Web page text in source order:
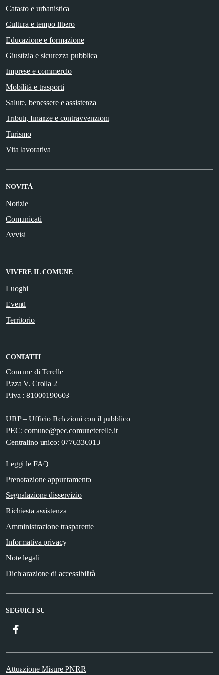
Catasto e urbanistica
Cultura e tempo libero
Educazione e formazione
Giustizia e sicurezza pubblica
Imprese e commercio
Mobilità e trasporti
Salute, benessere e assistenza
Tributi, finanze e contravvenzioni
Turismo
Vita lavorativa
NOVITÀ
Notizie
Comunicati
Avvisi
VIVERE IL COMUNE
Luoghi
Eventi
Territorio
CONTATTI
Comune di Terelle
P.zza V. Crolla 2
P.iva : 81000190603
URP – Ufficio Relazioni con il pubblico
PEC: comune@pec.comuneterelle.it
Centralino unico: 0776336013
Leggi le FAQ
Prenotazione appuntamento
Segnalazione disservizio
Richiesta assistenza
Amministrazione trasparente
Informativa privacy
Note legali
Dichiarazione di accessibilità
SEGUICI SU
Attuazione Misure PNRR